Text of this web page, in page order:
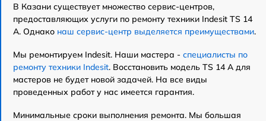
В Казани существует множество сервис-центров,
предоставляющих услуги по ремонту техники Indesit TS 14
A. Однако наш сервис-центр выделяется преимуществами.
Мы ремонтируем Indesit. Наши мастера - специалисты по
ремонту техники Indesit. Восстановить модель TS 14 A для
мастеров не будет новой задачей. На все виды
проведенных работ у нас имеется гарантия.
Минимальные сроки выполнения ремонта. Мы большая